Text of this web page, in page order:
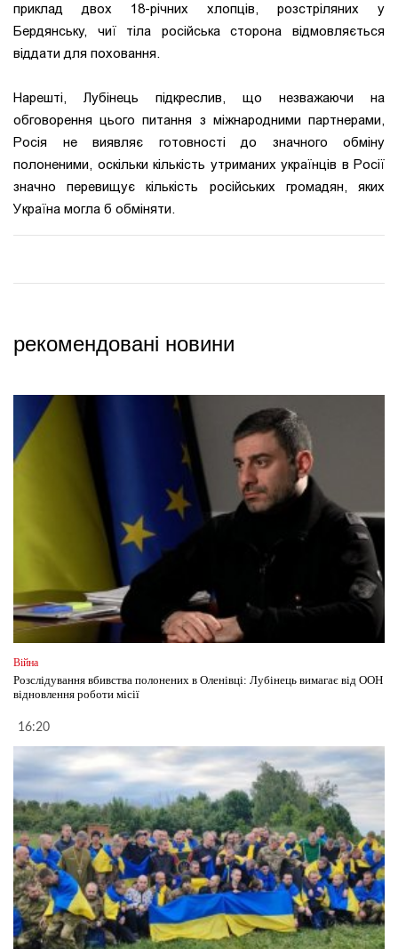
приклад двох 18-річних хлопців, розстріляних у
Бердянську, чиї тіла російська сторона відмовляється
віддати для поховання.
Нарешті, Лубінець підкреслив, що незважаючи на
обговорення цього питання з міжнародними партнерами,
Росія не виявляє готовності до значного обміну
полоненими, оскільки кількість утриманих українців в Росії
значно перевищує кількість російських громадян, яких
Україна могла б обміняти.
рекомендовані новини
Війна
Розслідування вбивства полонених в Оленівці: Лубінець вимагає від ООН
відновлення роботи місії
16:20